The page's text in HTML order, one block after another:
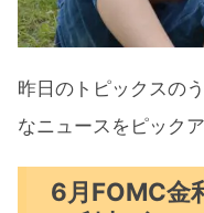
昨日のトピックスの
なニュースをピック
6月FOMC金